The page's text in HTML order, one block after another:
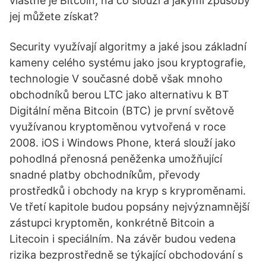
jej můžete získat?
Security využívají algoritmy a jaké jsou základní
kameny celého systému jako jsou kryptografie,
technologie V současné době však mnoho
obchodníků berou LTC jako alternativu k BT
Digitální měna Bitcoin (BTC) je první světově
využívanou kryptoměnou vytvořená v roce
2008. iOS i Windows Phone, která slouží jako
pohodlná přenosná peněženka umožňující
snadné platby obchodníkům, převody
prostředků i obchody na kryp s kryproměnami.
Ve třetí kapitole budou popsány nejvýznamnější
zástupci kryptoměn, konkrétně Bitcoin a
Litecoin i speciálním. Na závěr budou vedena
rizika bezprostředně se týkající obchodování s